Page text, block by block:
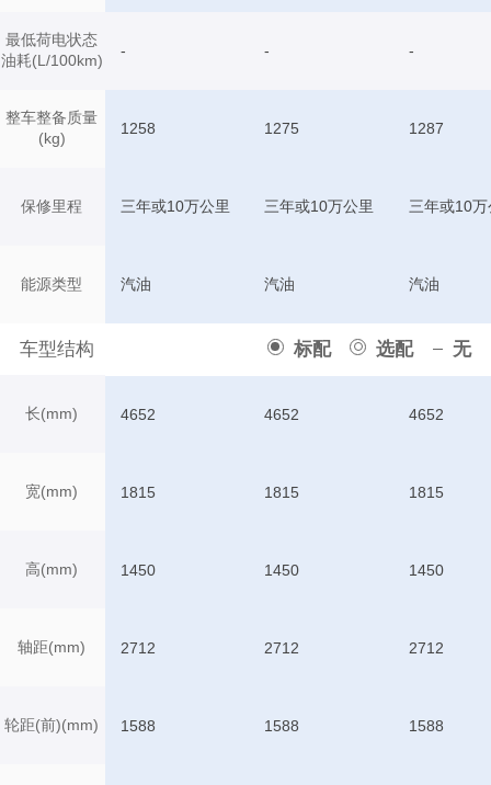
最低荷电状态
油耗(L/100km)
整车整备质量
(kg)
保修里程
能源类型
车型结构 标配 选配 无
长(mm)
宽(mm)
高(mm)
轴距(mm)
轮距(前)(mm)
- - -
1258 1275 1287
三年或10万公里 三年或10万公里 三年或10万
汽油 汽油 汽油
4652 4652 4652
1815 1815 1815
1450 1450 1450
2712 2712 2712
1588 1588 1588